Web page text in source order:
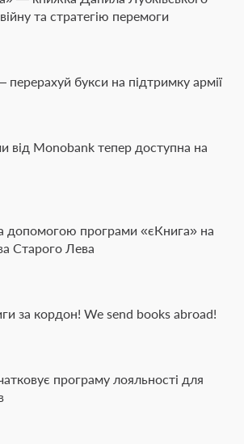
та стратегію перемоги
букси на підтримку армії
від Monobank тепер доступна на
допомогою програми «єКнига» на
Старого Лева
за кордон! We send books abroad!
програму лояльності для